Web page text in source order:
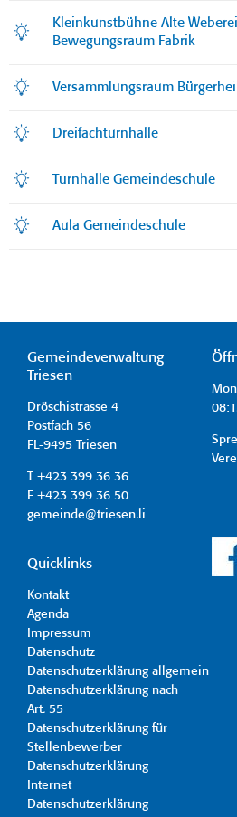
Kleinkunstbühne Alte
Bewegungsraum Fabrik
Versammlungsraum
Dreifachturnhalle
Turnhalle Gemeindeschule
Aula Gemeindeschule
Gemeindeverwaltung
Triesen
Dröschistrasse 4
Postfach 56
FL-9495 Triesen
T +423 399 36 36
F +423 399 36 50
gemeinde@triesen.li
Quicklinks
Kontakt
Agenda
Impressum
Datenschutz
Datenschutzerklärung allgemein
Datenschutzerklärung nach
Art. 55
Datenschutzerklärung für
Stellenbewerber
Datenschutzerklärung
Internet
Datenschutzerklärung